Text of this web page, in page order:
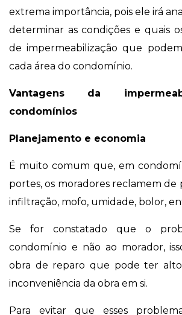
extrema importância, pois ele irá
determinar as condições e quais
de impermeabilização que
cada área do condomínio.
Vantagens da
condomínios
Planejamento e economia
É muito comum que, em
portes, os moradores reclamem de
infiltração, mofo, umidade, bolor,
Se for constatado que o
condomínio e não ao morador,
obra de reparo que pode ter
inconveniência da obra em si.
Para evitar que esses